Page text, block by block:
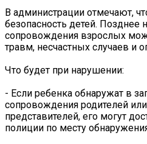
В администрации отмечают,
безопасность детей. Позднее
сопровождения взрослых
травм, несчастных случаев и
Что будет при нарушении:
- Если ребенка обнаружат в
сопровождения родителей
представителей, его могут
полиции по месту